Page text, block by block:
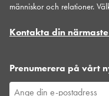
människor och relationer.
Kontakta din
Prenumerera på vårt